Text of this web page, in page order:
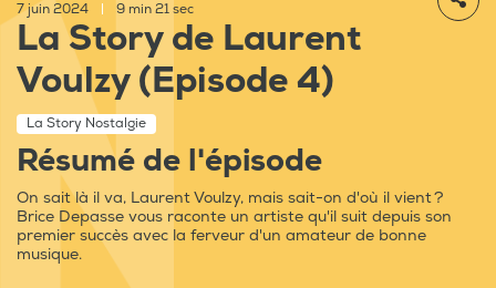
7 juin 2024 9 min 21 sec
La Story de Laurent
Voulzy (Episode 4)
La Story Nostalgie
Résumé de l'épisode
On sait là il va, Laurent Voulzy, mais sait-on d'où il vient ?
Brice Depasse vous raconte un artiste qu'il suit depuis son
premier succès avec la ferveur d'un amateur de bonne
musique.